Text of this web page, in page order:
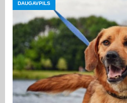
DAUGAVPILS